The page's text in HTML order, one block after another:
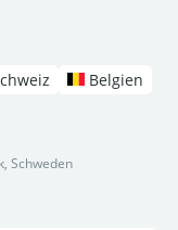
Belgien
Schweden